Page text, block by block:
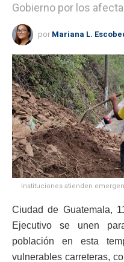
Gobierno por los
por Mariana L.
Instituciones atienden
Ciudad de Guatemala,
Ejecutivo se unen
población en esta
vulnerables carreteras,